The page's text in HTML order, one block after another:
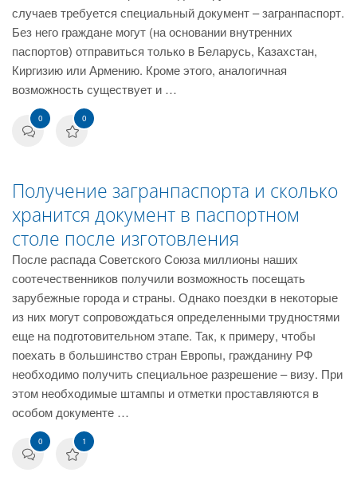
случаев требуется специальный документ – загранпаспорт.
Без него граждане могут (на основании внутренних
паспортов) отправиться только в Беларусь, Казахстан,
Киргизию или Армению. Кроме этого, аналогичная
возможность существует и …
0 0
Получение загранпаспорта и сколько
хранится документ в паспортном
столе после изготовления
После распада Советского Союза миллионы наших
соотечественников получили возможность посещать
зарубежные города и страны. Однако поездки в некоторые
из них могут сопровождаться определенными трудностями
еще на подготовительном этапе. Так, к примеру, чтобы
поехать в большинство стран Европы, гражданину РФ
необходимо получить специальное разрешение – визу. При
этом необходимые штампы и отметки проставляются в
особом документе …
0 1